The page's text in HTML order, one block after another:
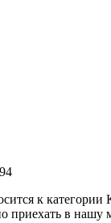
к
приехать в